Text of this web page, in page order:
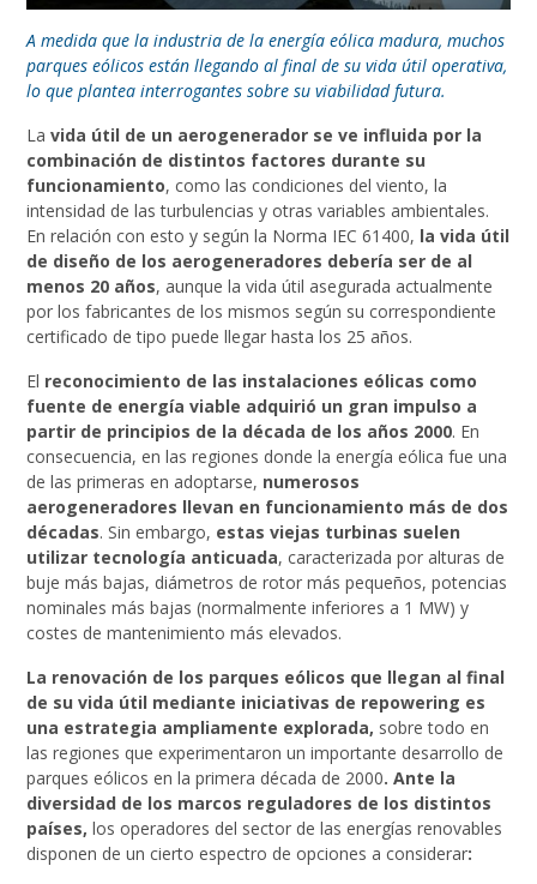
A medida que la industria de la energía eólica madura, muchos
parques eólicos están llegando al final de su vida útil operativa,
lo que plantea interrogantes sobre su viabilidad futura.
Lavida útil de un aerogenerador se ve influida por la
combinación de distintos factores durante su
funcionamiento, como las condiciones del viento, la
intensidad de las turbulencias y otras variables ambientales.
En relación con esto y según la Norma IEC 61400, la vida útil
de diseño de los aerogeneradores debería ser de al
menos 20 años, aunque la vida útil asegurada actualmente
por los fabricantes de los mismos según su correspondiente
certificado de tipo puede llegar hasta los 25 años.
El reconocimiento de las instalaciones eólicas como
fuente de energía viable adquirió un gran impulso a
partir de principios de la década de los años 2000. En
consecuencia, en las regiones donde la energía eólica fue una
de las primeras en adoptarse, numerosos
aerogeneradores llevan en funcionamiento más de dos
décadas. Sin embargo, estas viejas turbinas suelen
utilizar tecnología anticuada, caracterizada por alturas de
buje más bajas, diámetros de rotor más pequeños, potencias
nominales más bajas (normalmente inferiores a 1 MW) y
costes de mantenimiento más elevados.
La renovación de los parques eólicos que llegan al final
de su vida útil mediante iniciativas de repowering es
una estrategia ampliamente explorada, sobre todo en
las regiones que experimentaron un importante desarrollo de
parques eólicos en la primera década de 2000. Ante la
diversidad de los marcos reguladores de los distintos
países,los operadores del sector de las energías renovables
disponen de un cierto espectro de opciones a considerar: